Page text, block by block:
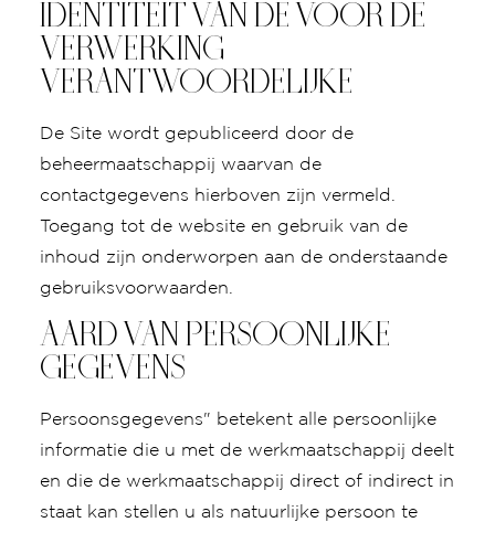
IDENTITEIT VAN DE VOOR DE
VERWERKING
VERANTWOORDELIJKE
De Site wordt gepubliceerd door de
beheermaatschappij waarvan de
contactgegevens hierboven zijn vermeld.
Toegang tot de website en gebruik van de
inhoud zijn onderworpen aan de onderstaande
gebruiksvoorwaarden.
AARD VAN PERSOONLIJKE
GEGEVENS
Persoonsgegevens" betekent alle persoonlijke
informatie die u met de werkmaatschappij deelt
en die de werkmaatschappij direct of indirect in
staat kan stellen u als natuurlijke persoon te